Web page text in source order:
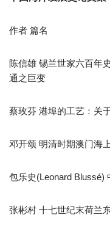
作者 篇名
陈信雄 锡兰世家六百年
通之巨变
蔡玫芬 港埠的工艺：关
邓开颂 明清时期澳门海
包乐史(Leonard
张彬村 十七世纪末荷兰